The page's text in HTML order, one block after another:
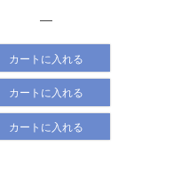
—
カートに入れる
カートに入れる
カートに入れる